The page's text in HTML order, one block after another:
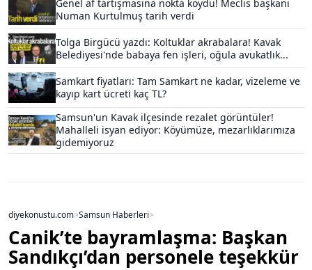
Genel af tartışmasına nokta koydu! Meclis başkanı
Numan Kurtulmuş tarih verdi
Tolga Birgücü yazdı: Koltuklar akrabalara! Kavak
Belediyesi'nde babaya fen işleri, oğula avukatlık...
Samkart fiyatları: Tam Samkart ne kadar, vizeleme ve
kayıp kart ücreti kaç TL?
Samsun'un Kavak ilçesinde rezalet görüntüler!
Mahalleli isyan ediyor: Köyümüze, mezarlıklarımıza
gidemiyoruz
diyekonustu.com>Samsun Haberleri>
Canik’te bayramlaşma: Başkan
Sandıkçı’dan personele teşekkür